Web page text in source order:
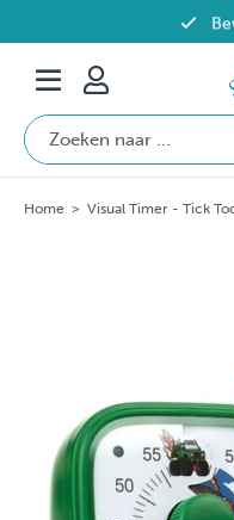
Gratis
Home > Visual Timer - Tick